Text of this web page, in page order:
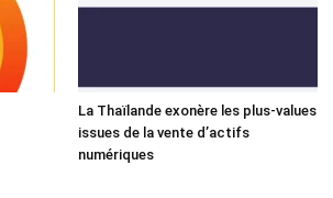
La Thaïlande exonère les plus-values
issues de la vente d’actifs
numériques